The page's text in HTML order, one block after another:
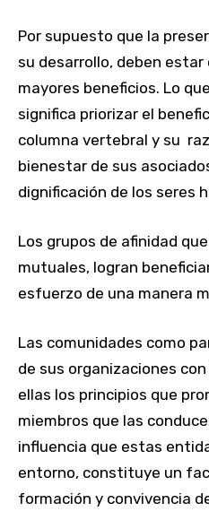
Por supuesto que la
su desarrollo, deben
mayores beneficios. Lo
significa priorizar el
columna vertebral y su
bienestar de sus
dignificación de los seres
Los grupos de afinidad
mutuales, logran
esfuerzo de una manera
Las comunidades como
de sus organizaciones
ellas los principios que
miembros que las
influencia que estas
entorno, constituye un
formación y convivencia